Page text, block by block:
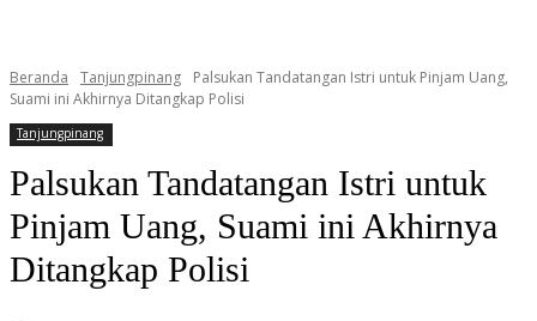
Beranda Tanjungpinang
Palsukan Tandatangan Istri untuk Pinjam Uang,
Suami ini Akhirnya Ditangkap Polisi
Tanjungpinang
Palsukan Tandatangan Istri untuk
Pinjam Uang, Suami ini Akhirnya
Ditangkap Polisi